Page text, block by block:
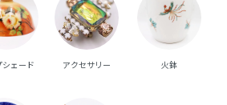
シェード アクセサリー 火鉢